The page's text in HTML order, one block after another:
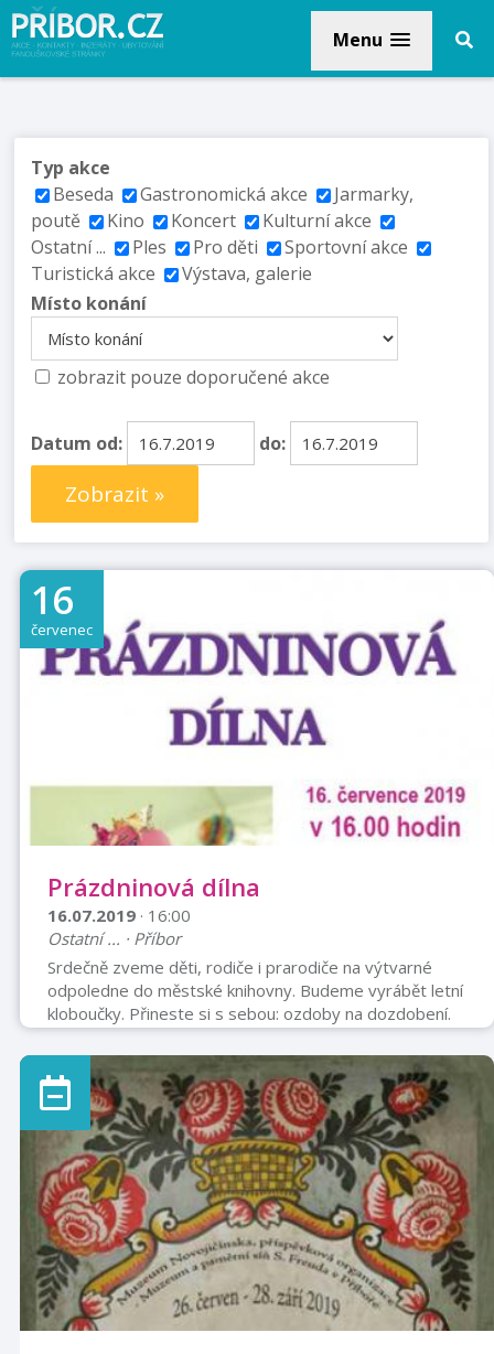
Menu
Typ akce
Beseda
Gastronomická akce
Jarmarky,
poutě
Kino Koncert
Kulturní akce
Ostatní ...
Ples Pro děti
Sportovní akce
Turistická akce
Výstava, galerie
Místo konání
zobrazit pouze doporučené akce
Datum od: do:
Zobrazit »
16
červenec
Prázdninová dílna
16.07.2019 · 16:00
Ostatní ... · Příbor
Srdečně zveme děti, rodiče i prarodiče na výtvarné
odpoledne do městské knihovny. Budeme vyrábět letní
kloboučky. Přineste si s sebou: ozdoby na dozdobení.